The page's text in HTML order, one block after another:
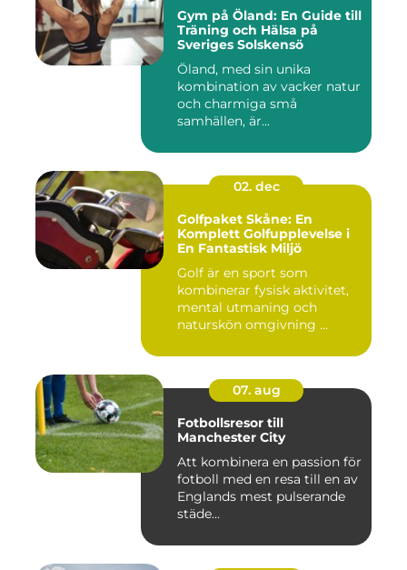
Gym på Öland: En Guide till
Träning och Hälsa på
Sveriges Solskensö
Öland, med sin unika
kombination av vacker natur
och charmiga små
samhällen, är...
02. dec
Golfpaket Skåne: En
Komplett Golfupplevelse i
En Fantastisk Miljö
Golf är en sport som
kombinerar fysisk aktivitet,
mental utmaning och
naturskön omgivning ...
07. aug
Fotbollsresor till
Manchester City
Att kombinera en passion för
fotboll med en resa till en av
Englands mest pulserande
städe...